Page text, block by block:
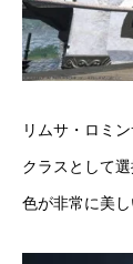
リムサ・ロミ
クラスとして
色が非常に美